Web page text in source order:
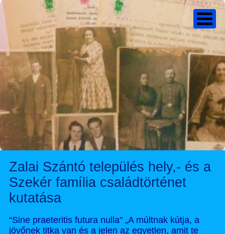
Zalai Szántó település hely,- és a
Szekér família családtörténet
kutatása
“Sine praeteritis futura nulla" „A múltnak kútja, a
jövőnek titka van és a jelen az egyetlen, amit te